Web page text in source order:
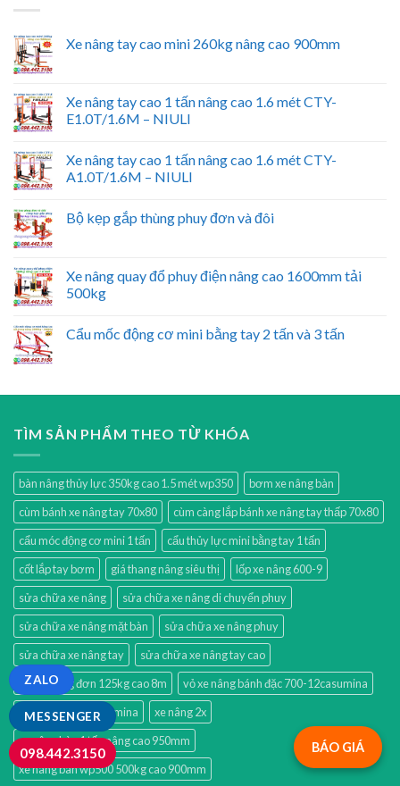
Xe nâng tay cao mini 260kg nâng cao 900mm
Xe nâng tay cao 1 tấn nâng cao 1.6 mét CTY-
E1.0T/1.6M – NIULI
Xe nâng tay cao 1 tấn nâng cao 1.6 mét CTY-
A1.0T/1.6M – NIULI
Bộ kẹp gắp thùng phuy đơn và đôi
Xe nâng quay đổ phuy điện nâng cao 1600mm tải
500kg
Cẩu mốc động cơ mini bằng tay 2 tấn và 3 tấn
TÌM SẢN PHẨM THEO TỪ KHÓA
bàn nâng thủy lực 350kg cao 1.5 mét wp350
bơm xe nâng bàn
cùm bánh xe nâng tay 70x80
cùm càng lắp bánh xe nâng tay thấp 70x80
cẩu móc động cơ mini 1 tấn
cẩu thủy lực mini bằng tay 1 tấn
cốt lắp tay bơm
giá thang nâng siêu thị
lốp xe nâng 600-9
sửa chữa xe nâng
sửa chữa xe nâng di chuyển phuy
sửa chữa xe nâng mặt bàn
sửa chữa xe nâng phuy
sửa chữa xe nâng tay
sửa chữa xe nâng tay cao
thang nâng đơn 125kg cao 8m
vỏ xe nâng bánh đặc 700-12casumina
vỏ đặc 825-15 casumina
xe nâng 2x
xe nâng bàn 1 tấn nâng cao 950mm
xe nâng bàn wp500 500kg cao 900mm
BÁO GIÁ
MESSENGER
ZALO
098.442.3150